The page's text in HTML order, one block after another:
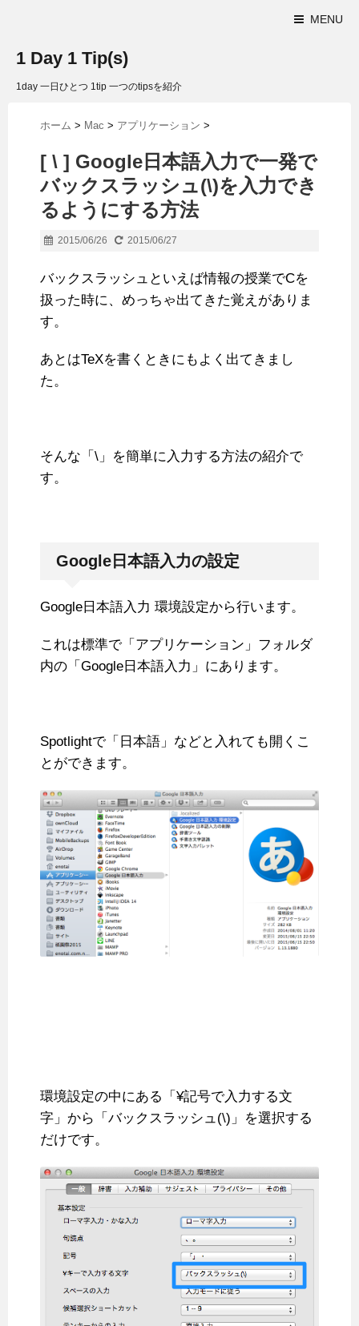
MENU
1 Day 1 Tip(s)
1day 一日ひとつ 1tip 一つのtipsを紹介
ホーム > Mac > アプリケーション >
[ \ ] Google日本語入力で一発で
バックスラッシュ(\)を入力でき
るようにする方法
2015/06/26 2015/06/27
バックスラッシュといえば情報の授業でCを
扱った時に、めっちゃ出てきた覚えがありま
す。
あとはTeXを書くときにもよく出てきまし
た。
そんな「\」を簡単に入力する方法の紹介で
す。
Google日本語入力の設定
Google日本語入力 環境設定から行います。
これは標準で「アプリケーション」フォルダ
内の「Google日本語入力」にあります。
Spotlightで「日本語」などと入れても開くこ
とができます。
環境設定の中にある「¥記号で入力する文
字」から「バックスラッシュ(\)」を選択する
だけです。